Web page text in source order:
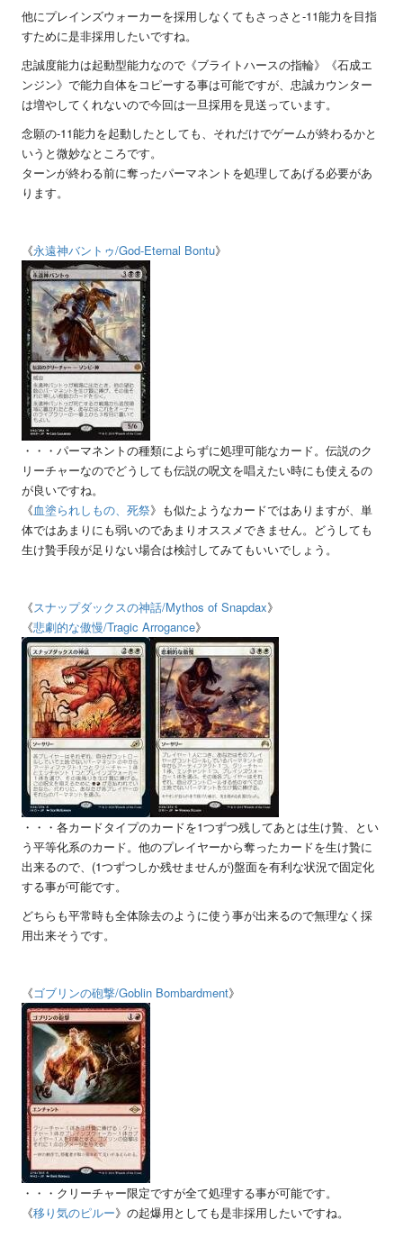
他にプレインズウォーカーを採用しなくてもさっさと-11能力を目指
すために是非採用したいですね。
忠誠度能力は起動型能力なので《ブライトハースの指輪》《石成エ
ンジン》で能力自体をコピーする事は可能ですが、忠誠カウンター
は増やしてくれないので今回は一旦採用を見送っています。
念願の-11能力を起動したとしても、それだけでゲームが終わるかと
いうと微妙なところです。
ターンが終わる前に奪ったパーマネントを処理してあげる必要があ
ります。
《永遠神バントゥ/God-Eternal Bontu》
・・・パーマネントの種類によらずに処理可能なカード。伝説のク
リーチャーなのでどうしても伝説の呪文を唱えたい時にも使えるの
が良いですね。
《血塗られしもの、死祭》も似たようなカードではありますが、単
体ではあまりにも弱いのであまりオススメできません。どうしても
生け贄手段が足りない場合は検討してみてもいいでしょう。
《スナップダックスの神話/Mythos of Snapdax》
《悲劇的な傲慢/Tragic Arrogance》
・・・各カードタイプのカードを1つずつ残してあとは生け贄、とい
う平等化系のカード。他のプレイヤーから奪ったカードを生け贄に
出来るので、 (1つずつしか残せませんが)盤面を有利な状況で固定化
する事が可能です。
どちらも平常時も全体除去のように使う事が出来るので無理なく採
用出来そうです。
《ゴブリンの砲撃/Goblin Bombardment》
・・・クリーチャー限定ですが全て処理する事が可能です。
《移り気のピルー》の起爆用としても是非採用したいですね。